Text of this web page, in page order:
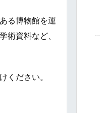
る博物館を運
術資料など、
ください。